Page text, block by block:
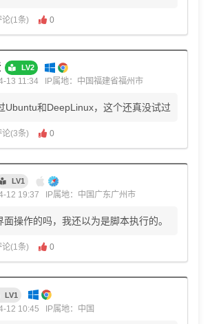
论(1条) 0
LV2
13 11:34 IP属地：中国福建省福州市
Ubuntu和DeepLinux，这个还真没试过
论(3条) 0
LV1
12 19:37 IP属地：中国广东广州市
面操作的吗，我还以为是脚本执行的。
论(1条) 0
LV1
12 10:45 IP属地：中国